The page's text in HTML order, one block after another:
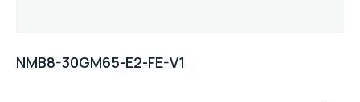
NMB8-30GM65-E2-FE-V1